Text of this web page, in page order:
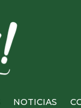
NOTICIAS